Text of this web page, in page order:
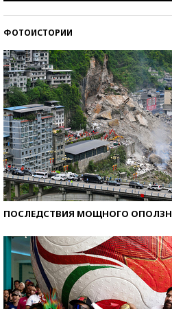
ФОТОИСТОРИИ
ПОСЛЕДСТВИЯ МОЩНОГО